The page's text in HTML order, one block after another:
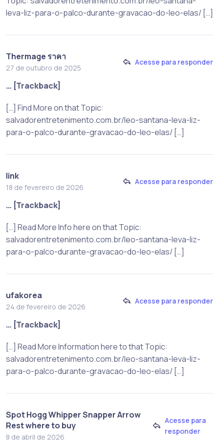
leva-liz-para-o-palco-durante-gravacao-do-leo-elas/ […]
Thermage ราคา
27 de outubro de 2025
Acesse para responder
… [Trackback]
[…] Find More on that Topic:
salvadorentretenimento.com.br/leo-santana-leva-liz-
para-o-palco-durante-gravacao-do-leo-elas/ […]
link
18 de fevereiro de 2026
Acesse para responder
… [Trackback]
[…] Read More Info here on that Topic:
salvadorentretenimento.com.br/leo-santana-leva-liz-
para-o-palco-durante-gravacao-do-leo-elas/ […]
ufakorea
24 de fevereiro de 2026
Acesse para responder
… [Trackback]
[…] Read More Information here to that Topic:
salvadorentretenimento.com.br/leo-santana-leva-liz-
para-o-palco-durante-gravacao-do-leo-elas/ […]
Spot Hogg Whipper Snapper Arrow
Rest where to buy
8 de abril de 2026
Acesse para
responder